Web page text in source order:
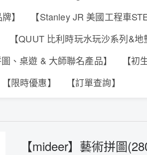
】
【Stanley JR 美國工程車
【QUUT 比利時玩水玩沙系列&地
、桌遊 & 大師聯名產品】
【初
【限時優惠】 【訂單查詢】
【mideer】藝術拼圖